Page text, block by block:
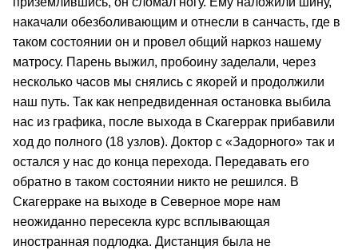
накачали обезболивающим и отнесли в санчасть, где в
таком состоянии он и провел общий наркоз нашему
матросу. Парень выжил, пробоину заделали, через
несколько часов мы снялись с якорей и продолжили
наш путь. Так как непредвиденная остановка выбила
нас из графика, после выхода в Скагеррак прибавили
ход до полного (18 узлов). Доктор с «Задорного» так и
остался у нас до конца перехода. Передавать его
обратно в таком состоянии никто не решился. В
Скагерраке на выходе в Северное море нам
неожиданно пересекла курс всплывающая
иностранная подлодка. Дистанция была не